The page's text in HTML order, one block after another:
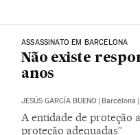
ASSASSINATO EM BARCELONA
Não existe
anos
JESÚS GARCÍA BUENO Barcelona
A entidade de proteção
proteção adequadas”